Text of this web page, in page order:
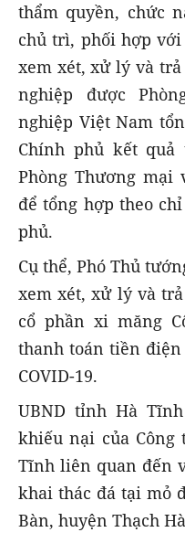
thẩm quyền, chức
chủ trì, phối hợp
xem xét, xử lý và
nghiệp được
nghiệp Việt Nam
Chính phủ kết
Phòng Thương mại
để tổng hợp theo
phủ.
Cụ thể, Phó Thủ
xem xét, xử lý và
cổ phần xi măng
thanh toán tiền
COVID-19.
UBND tỉnh Hà
khiếu nại của
Tĩnh liên quan đến
khai thác đá tại mỏ
Bàn, huyện Thạch